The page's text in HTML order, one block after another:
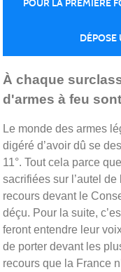
POUR LA PREMIÈRE
DÉPOSE
À chaque
d'armes à feu
Le monde des armes
digéré d’avoir dû se
11°. Tout cela parce
sacrifiées sur l’autel
recours devant le
déçu. Pour la suite,
feront entendre leur
de porter devant les
recours que la France